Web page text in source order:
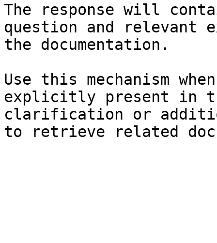
The response will
question and relevant
the documentation.
Use this mechanism
explicitly present in
clarification or